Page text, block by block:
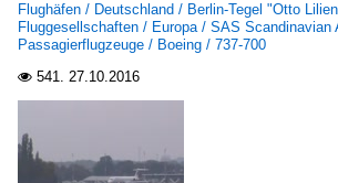
Flughäfen / Deutschland / Berlin-Tegel "Otto
Fluggesellschaften / Europa / SAS Scandinavian
Passagierflugzeuge / Boeing / 737-700
 541. 27.10.2016